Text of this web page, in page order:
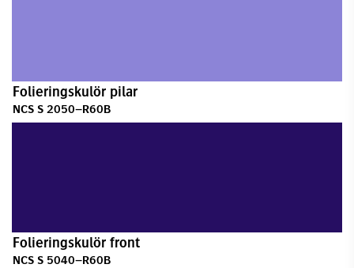
Folieringskulör pilar
NCS S 2050–R60B
Folieringskulör front
NCS S 5040–R60B